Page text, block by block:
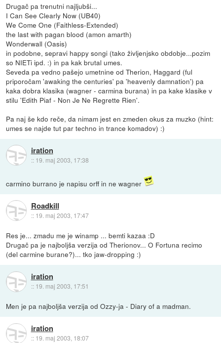
Drugač pa trenutni najljubši...
I Can See Clearly Now (UB40)
We Come One (Faithless-Extended)
the last with pagan blood (amon amarth)
Wonderwall (Oasis)
in podobne, sepravi happy songi (tako življenjsko obdobje...pozim
so NIETi ipd. :) in pa kak brutal umes.
Seveda pa vedno pašejo umetnine od Therion, Haggard (ful
priporočam 'awaking the centuries' pa 'heavenly damnation') pa
kaka dobra klasika (wagner - carmina burana) in pa kake klasike v
stilu 'Edith Piaf - Non Je Ne Regrette Rien'.
Pa naj še kdo reče, da nimam jest en zmeden okus za muzko (hint:
umes se najde tut par techno in trance komadov) :)
iration
:: 19. maj 2003, 17:38
carmino burrano je napisu orff in ne wagner
Roadkill
:: 19. maj 2003, 17:47
Res je... zmadu me je winamp ... bemti kazaa :D
Drugač pa je najboljša verzija od Therionov... O Fortuna recimo
(del carmine burane?)... tko jaw-dropping :)
iration
:: 19. maj 2003, 17:51
Men je pa najboljša verzija od Ozzy-ja - Diary of a madman.
iration
:: 19. maj 2003, 18:07